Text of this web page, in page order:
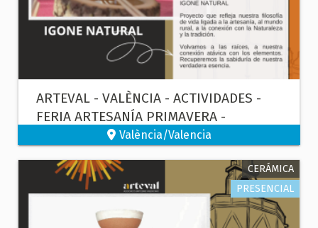
ARTEVAL - VALÈNCIA - ACTIVIDADES -
FERIA ARTESANÍA PRIMAVERA -
PERFUMISTA - COSMÉTICA NATURAL
València/Valencia
CERÁMICA
PRESENCIAL